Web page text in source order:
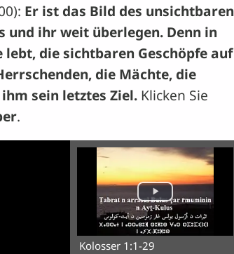
Er ist das Bild des unsichtbaren
und ihr weit überlegen. Denn in
die sichtbaren Geschöpfe auf
die Mächte, die
sein letztes Ziel. Klicken Sie
.
Kolosser 1:1-29